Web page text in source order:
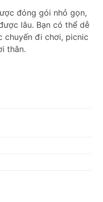
đóng gói nhỏ gọn,
lâu. Bạn có thể dễ
chuyến đi chơi, picnic
thân.